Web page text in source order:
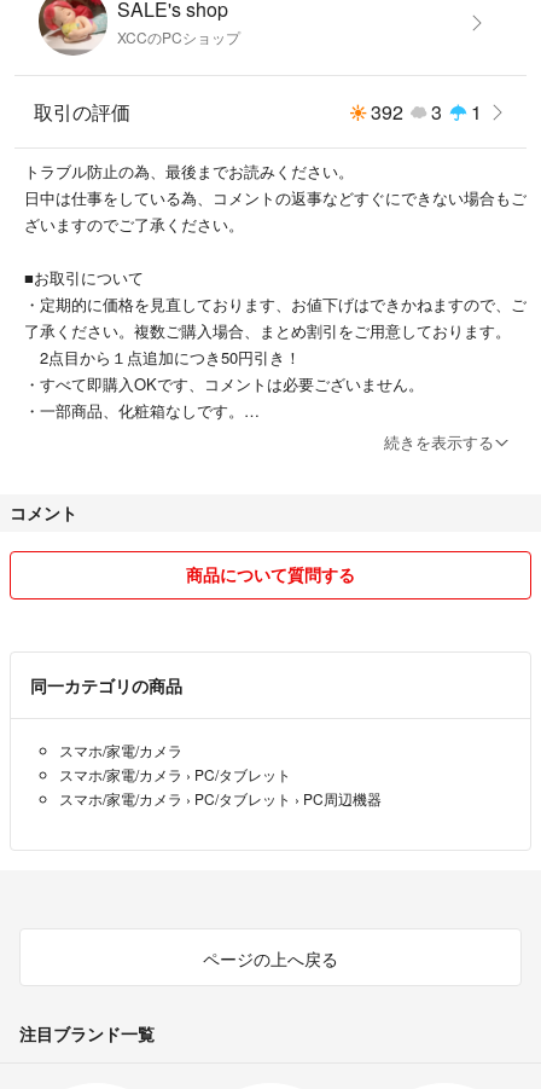
されます。異なるモデルやサイズのモニターを接続すると、片方の画面し
か表示されない、または映像が出力されない可能性がありますので、ご注
意ください。
クス（Roku、Apple TV Boxなど）には使用できません。NetflixやBlu-ray
め御了承下さい。
＊基本的に最安値での発送方法になります。
＊お安く提供するために簡易包装で発送いたします。
＊まとめ割引有り、2点目から１点追加につき50円引き！
＊日本語の取扱説明書は付属しておりません。
＊長距離輸送を経て国内へ輸入されている為、化粧箱に破れ、傷やへこ
み、汚れなどがある場合がございます。また使用上問題ない程度汚れ、小
ます。誠意を持って対応をいたします。
SALE's shop
XCCのPCショップ
取引の評価 392 3 1
トラブル防止の為、最後までお読みください。
日中は仕事をしている為、コメントの返事などすぐにできない場合もご
ざいますのでご了承ください。
■お取引について
・定期的に価格を見直しております、お値下げはできかねますので、ご
了承ください。複数ご購入場合、まとめ割引をご用意しております。
2点目から１点追加につき50円引き！
・すべて即購入OKです、コメントは必要ございません。
・一部商品、化粧箱なしです。
がありせん。
更は可能ですので購入前にコメントください。
・お届けまでは2〜７日程度お時間頂きます。余裕をもってご注文くだ
・プチプチに包んで送らせで頂きます（厚みオーバー場合、プチプチを
使えず場合があります）。
・できるだけお安く販売させて頂く為、梱包は簡易包装となります。
ます。
■定休日
・長距離輸送を経て国内へ輸入されている為、化粧箱に破れ、傷やへこ
小傷などがある場合がございます。海外製品にご不安な場合は、申し訳
ございませんがご利用を控え下さい。
続きを表示する
コメント
商品について質問する
同一カテゴリの商品
スマホ/家電/カメラ
スマホ/家電/カメラ › PC/タブレット
スマホ/家電/カメラ › PC/タブレット › PC周辺機器
ページの上へ戻る
注目ブランド一覧